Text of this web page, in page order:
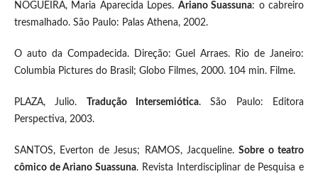
NOGUEIRA, Maria Aparecida Lopes. Ariano Suassuna: o cabreiro
tresmalhado. São Paulo: Palas Athena, 2002.
O auto da Compadecida. Direção: Guel Arraes. Rio de Janeiro:
Columbia Pictures do Brasil; Globo Filmes, 2000. 104 min. Filme.
PLAZA, Julio. Tradução Intersemiótica. São Paulo: Editora
Perspectiva, 2003.
SANTOS, Everton de Jesus; RAMOS, Jacqueline.Sobre o teatro
cômico de Ariano Suassuna. Revista Interdisciplinar de Pesquisa e